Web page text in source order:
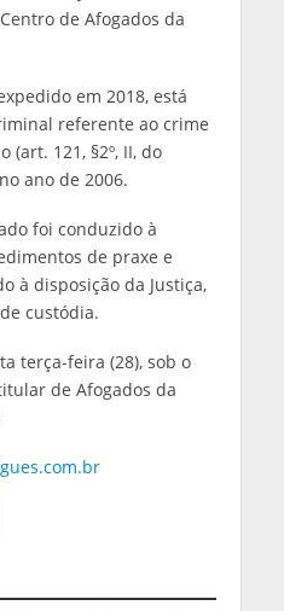
de Afogados da
em 2018, está
referente ao crime
121, §2º, II, do
ano de 2006.
foi conduzido à
de praxe e
à disposição da Justiça,
custódia.
terça-feira (28), sob o
de Afogados da